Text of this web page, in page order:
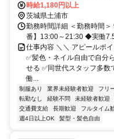
時給1,180円以上
茨城県土浦市
勤務時間詳細 ＜勤務時間
番】13:00～21:30 ◆実働
仕事内容 ＼＼ アピールポ
✅髪色・ネイル自由で自分
せる ✅同世代スタッフ多
働...
制服あり 業界未経験者歓迎 フリ
転勤なし
経験不問 未経験者歓迎
交通費支給
長期歓迎 フルタイム
週4日以上OK
髪型・髪色自由